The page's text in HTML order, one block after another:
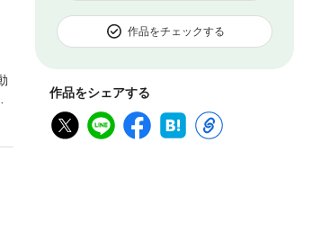
作品をチェックする
作品をシェアする